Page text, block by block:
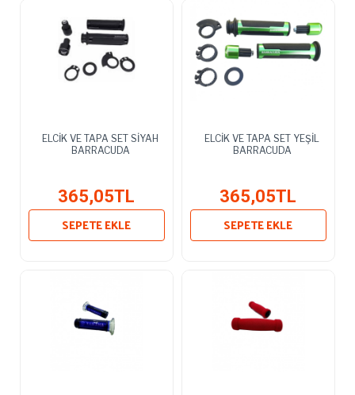
ELCİK VE TAPA SET SİYAH
BARRACUDA
365,05TL
SEPETE EKLE
ELCİK VE TAPA SET YEŞİL
BARRACUDA
365,05TL
SEPETE EKLE